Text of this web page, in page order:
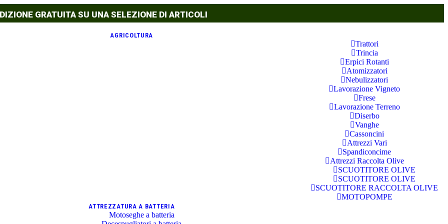
GRATUITA SU UNA SELEZIONE DI ARTICOLI
AGRICOLTURA
Trattori
Trincia
Erpici Rotanti
Atomizzatori
Nebulizzatori
Lavorazione Vigneto
Frese
Lavorazione Terreno
Diserbo
Vanghe
Cassoncini
Attrezzi Vari
Spandiconcime
Attrezzi Raccolta Olive
SCUOTITORE OLIVE
SCUOTITORE OLIVE
SCUOTITORE RACCOLTA OLIVE
MOTOPOMPE
ATTREZZATURA A BATTERIA
Motoseghe a batteria